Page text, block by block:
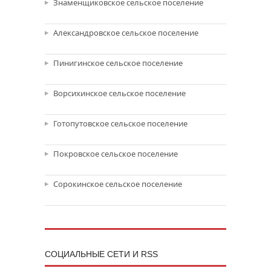
Знаменщиковское сельское поселение
Александровское сельское поселение
Пинигинское сельское поселение
Ворсихинское сельское поселение
Готопутовское сельское поселение
Покровское сельское поселение
Сорокинское сельское поселение
CОЦИАЛЬНЫЕ СЕТИ И RSS